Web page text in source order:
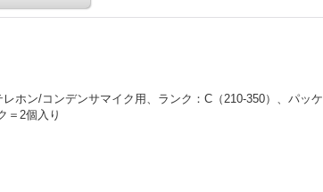
ホン/コンデンサマイク用、ランク：C（210-350）、パッケ
＝2個入り